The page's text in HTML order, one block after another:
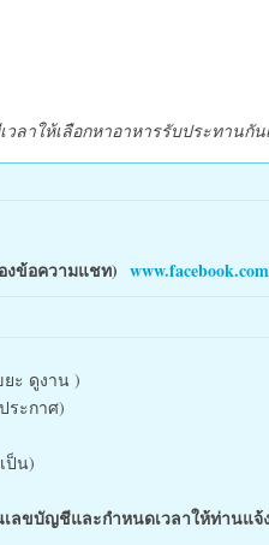
ลาให้เลือกหาอาหารรับประทานกั
งข้อความแชท)
ยะ ดูงาน )
ระกาศ)
ป็น)
ลขบัญชีและกำหนดเวลาให้ท่านแ